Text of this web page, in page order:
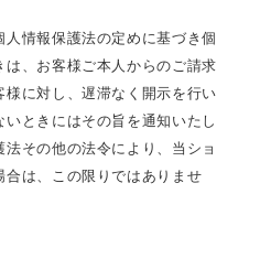
情報保護法の定めに基づき個
、お客様ご本人からのご請求
に対し、遅滞なく開示を行い
ときにはその旨を通知いたし
その他の法令により、当ショ
合は、この限りではありませ